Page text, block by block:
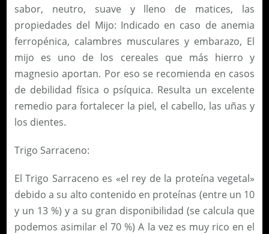
sabor, neutro, suave y lleno de matices, las
propiedades del Mijo: Indicado en caso de anemia
ferropénica, calambres musculares y embarazo, El
mijo es uno de los cereales que más hierro y
magnesio aportan. Por eso se recomienda en casos
de debilidad física o psíquica. Resulta un excelente
remedio para fortalecer la piel, el cabello, las uñas y
los dientes.
Trigo Sarraceno:
El Trigo Sarraceno es «el rey de la proteína vegetal»
debido a su alto contenido en proteínas (entre un 10
y un 13 %) y a su gran disponibilidad (se calcula que
podemos asimilar el 70 %) A la vez es muy rico en el